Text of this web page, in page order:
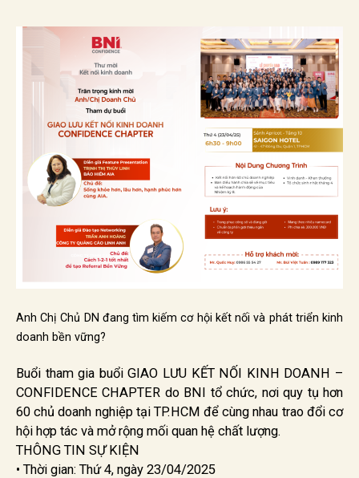
Anh Chị Chủ DN đang tìm kiếm cơ hội kết nối và phát triển kinh
doanh bền vững?
Buổi tham gia buổi GIAO LƯU KẾT NỐI KINH DOANH –
CONFIDENCE CHAPTER do BNI tổ chức, nơi quy tụ hơn
60 chủ doanh nghiệp tại TP.HCM để cùng nhau trao đổi cơ
hội hợp tác và mở rộng mối quan hệ chất lượng.
THÔNG TIN SỰ KIỆN
• Thời gian: Thứ 4, ngày 23/04/2025